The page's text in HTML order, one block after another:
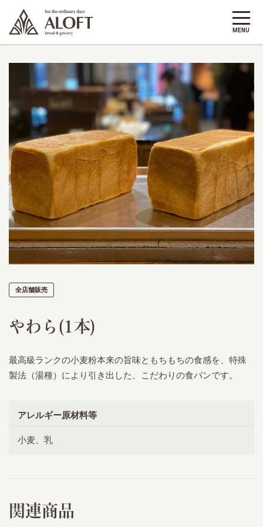
全店舗販売
やわら(1本)
最高級ランクの小麦粉本来の旨味ともちもちの食感を、特殊
製法（湯種）により引き出した、こだわりの食パンです。
アレルギー原材料等
小麦、乳
関連商品